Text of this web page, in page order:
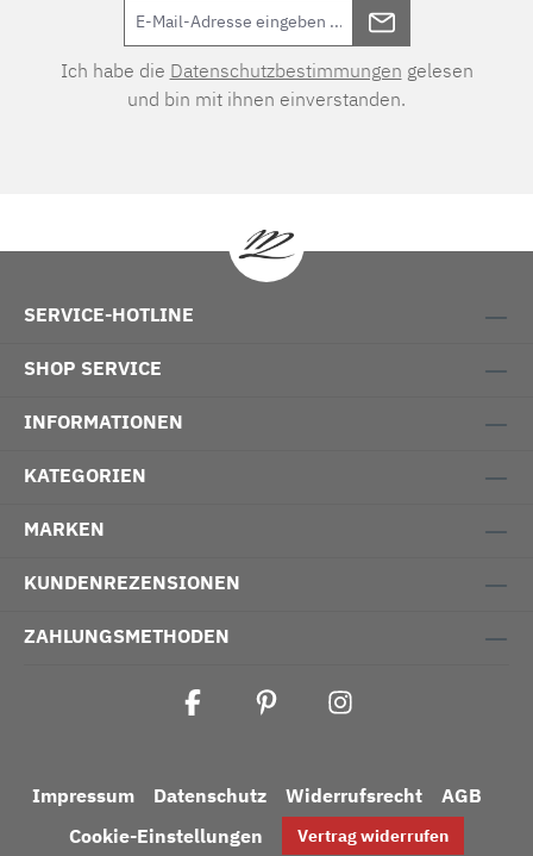
Ich habe die Datenschutzbestimmungen gelesen
und bin mit ihnen einverstanden.
SERVICE-HOTLINE
SHOP SERVICE
INFORMATIONEN
KATEGORIEN
MARKEN
KUNDENREZENSIONEN
ZAHLUNGSMETHODEN
Impressum Datenschutz Widerrufsrecht
AGB
Cookie-Einstellungen
Vertrag widerrufen